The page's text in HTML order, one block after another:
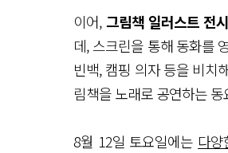
이어,그림책 일러스트 전
데, 스크린을 통해 동화를
빈백, 캠핑 의자 등을 비치
림책을 노래로 공연하는
8월 12일 토요일에는 다